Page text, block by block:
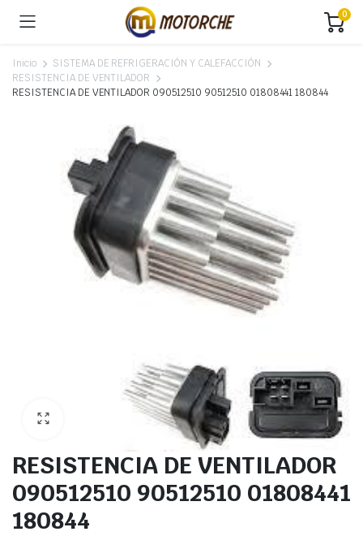
0
Inicio
SISTEMA DE REFRIGERACIÓN Y CALEFACCIÓN
RESISTENCIA DE VENTILADOR
RESISTENCIA DE VENTILADOR 090512510 90512510 01808441 180844
RESISTENCIA DE VENTILADOR
090512510 90512510 01808441
180844